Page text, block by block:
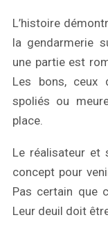
L’histoire
la gendarmerie
une partie est
Les bons, ceux
spoliés ou
place.
Le réalisateur et
concept pour
Pas certain que
Leur deuil doit